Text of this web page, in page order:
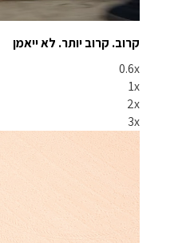
קרוב. קרוב יותר. לא ייאמן
0.6x
1x
2x
3x